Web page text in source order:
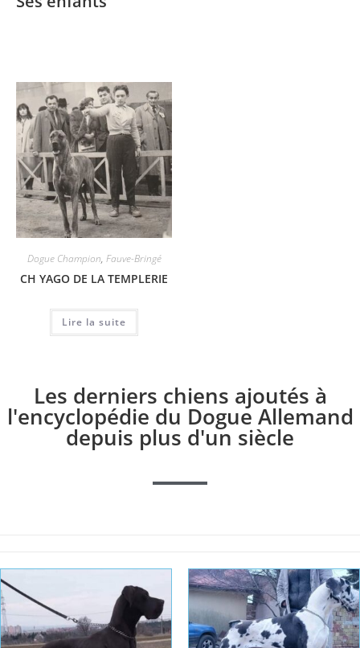
Dogue Champion, Fauve-Bringé
CH YAGO DE LA TEMPLERIE
Lire la suite
Les derniers chiens ajoutés à
l'encyclopédie du Dogue Allemand
depuis plus d'un siècle